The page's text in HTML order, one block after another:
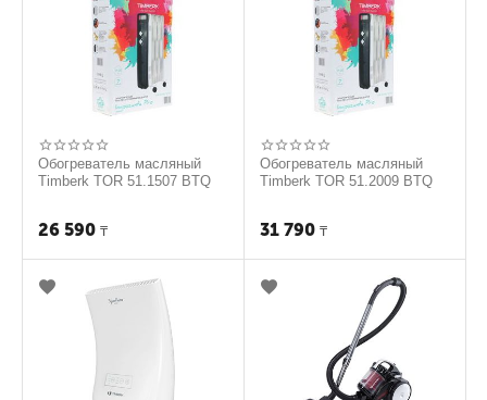
Обогреватель масляный
Timberk TOR 51.1507 BTQ
26 590 ₸
Обогреватель масляный
Timberk TOR 51.2009 BTQ
31 790 ₸